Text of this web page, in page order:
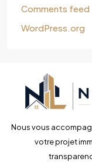
Comments feed
WordPress.org
Nous vous
votre projet